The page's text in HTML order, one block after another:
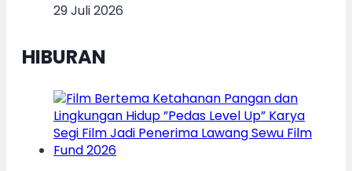
29 Juli 2026
HIBURAN